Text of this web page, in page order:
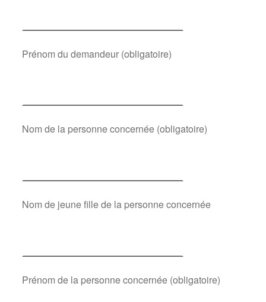
Prénom du demandeur (obligatoire)
Nom de la personne concernée (obligatoire)
Nom de jeune fille de la personne concernée
Prénom de la personne concernée (obligatoire)